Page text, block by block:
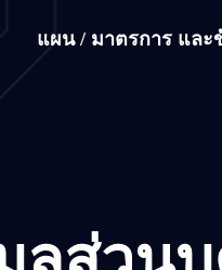
แผน / มาตรการ และ